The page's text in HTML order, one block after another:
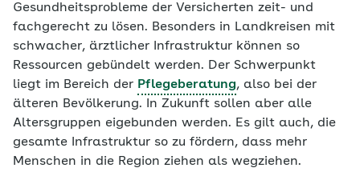
Gesundheitsprobleme der Versicherten zeit- und
fachgerecht zu lösen. Besonders in Landkreisen mit
schwacher, ärztlicher Infrastruktur können so
Ressourcen gebündelt werden. Der Schwerpunkt
liegt im Bereich der Pflegeberatung, also bei der
älteren Bevölkerung. In Zukunft sollen aber alle
Altersgruppen eigebunden werden. Es gilt auch, die
gesamte Infrastruktur so zu fördern, dass mehr
Menschen in die Region ziehen als wegziehen.